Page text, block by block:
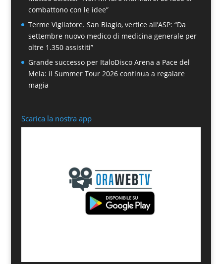
combattono con le idee”
Terme Vigliatore. San Biagio, vertice all’ASP: “Da
settembre nuovo medico di medicina generale per
oltre 1.350 assistiti”
Grande successo per ItaloDisco Arena a Pace del
Mela: il Summer Tour 2026 continua a regalare
magia
Scarica la nostra app